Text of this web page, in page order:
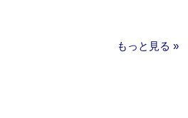
もっと見る »